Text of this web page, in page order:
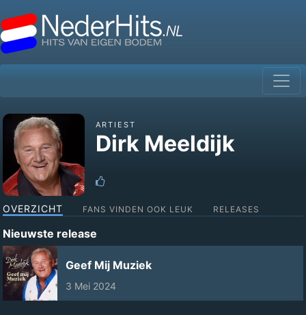
ARTIEST
Dirk Meeldijk
OVERZICHT FANS VINDEN OOK LEUK RELEASES
Nieuwste release
Geef Mij Muziek
3 Mei 2024